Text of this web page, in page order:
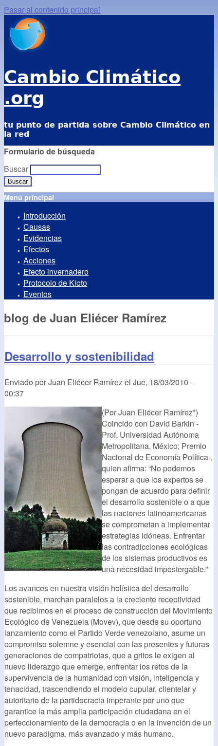
Pasar al contenido principal
Cambio Climático
.org
tu punto de partida sobre Cambio Climático en
la red
Formulario de búsqueda
Buscar
Menú principal
Introducción
Causas
Evidencias
Efectos
Acciones
Efecto invernadero
Protocolo de Kioto
Eventos
blog de Juan Eliécer Ramírez
Desarrollo y sostenibilidad
Enviado porJuan Eliécer Ramírez el Jue, 18/03/2010 -
00:37
(Por Juan Eliécer Ramírez*)
Coincido con David Barkin -
Prof. Universidad Autónoma
Metropolitana, México; Premio
Nacional de Economía Política-,
quien afirma: “No podemos
esperar a que los expertos se
pongan de acuerdo para definir
el desarrollo sostenible o a que
las naciones latinoamericanas
se comprometan a implementar
estrategias idóneas. Enfrentar
las contradicciones ecológicas
de los sistemas productivos es
una necesidad impostergable.”
Los avances en nuestra visión holística del desarrollo
sostenible, marchan paralelos a la creciente receptividad
que recibimos en el proceso de construcción del Movimiento
Ecológico de Venezuela (Movev), que desde su oportuno
lanzamiento como el Partido Verde venezolano, asume un
compromiso solemne y esencial con las presentes y futuras
generaciones de compatriotas, que a gritos le exigen al
nuevo liderazgo que emerge, enfrentar los retos de la
supervivencia de la humanidad con visión, inteligencia y
tenacidad, trascendiendo el modelo cupular, clientelar y
autoritario de la partidocracia imperante por uno que
garantice la más amplia participación ciudadana en el
perfeccionamiento de la democracia o en la invención de un
nuevo paradigma, más avanzado y más humano.